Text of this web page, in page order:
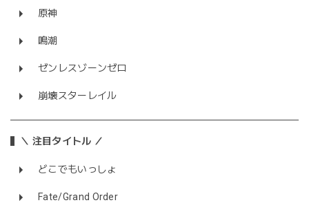
原神
鳴潮
ゼンレスゾーンゼロ
崩壊スターレイル
＼ 注目タイトル ／
どこでもいっしょ
Fate/Grand Order